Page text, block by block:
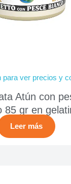
para ver precios y
Atún con
85 gr en
Leer más